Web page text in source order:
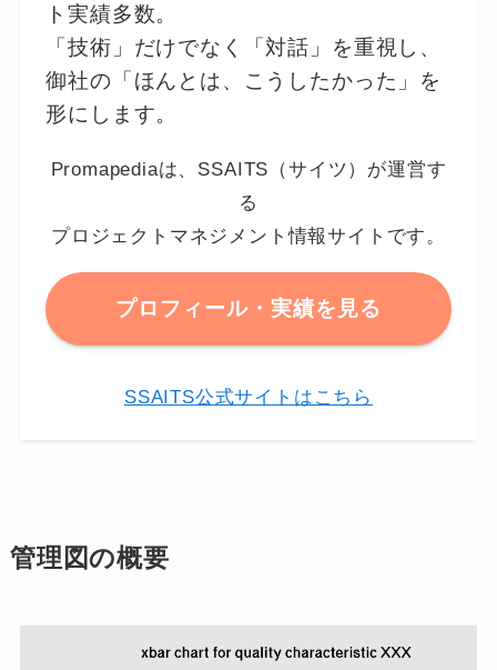
ト実績多数。
「技術」だけでなく「対話」を重視し、
御社の「ほんとは、こうしたかった」を
形にします。
Promapediaは、SSAITS（サイツ）が運営す
る
プロジェクトマネジメント情報サイトです。
プロフィール・実績を見る
SSAITS公式サイトはこちら
管理図の概要